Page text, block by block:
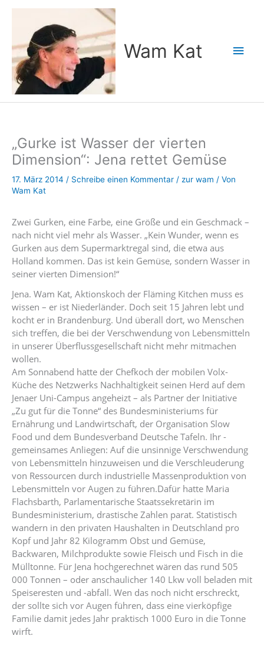
Wam Kat
„Gurke ist Wasser der vierten
Dimension“: Jena rettet Gemüse
17. März 2014 / Schreibe einen Kommentar / zur wam / Von
Wam Kat
Zwei Gurken, eine Farbe, eine Größe und ein Geschmack –
nach nicht viel mehr als ­Wasser. „Kein Wunder, wenn es
Gurken aus dem Supermarkt­regal sind, die etwa aus
Holland kommen. Das ist kein Gemüse, sondern Wasser in
seiner vierten Dimension!“
Jena. Wam Kat, Aktionskoch der Fläming Kitchen muss es
wissen – er ist Niederländer. Doch seit 15 Jahren lebt und
kocht er in Brandenburg. Und überall dort, wo Menschen
sich treffen, die bei der Verschwendung von Lebensmitteln
in unserer Überflussgesellschaft nicht mehr mitmachen
wollen.
Am Sonnabend hatte der Chefkoch der mobilen Volx-
Küche des Netzwerks Nachhaltigkeit seinen Herd auf dem
Jenaer Uni-Campus angeheizt – als Partner der Initiative
„Zu gut für die Tonne“ des Bundesministeriums für
Ernährung und Landwirtschaft, der Organisation Slow
Food und dem Bundesverband Deutsche Tafeln. Ihr ­
gemeinsames Anliegen: Auf die unsinnige Verschwendung
von Lebensmitteln hinzuweisen und die Verschleuderung
von ­Ressourcen durch industrielle Massenproduktion von
Lebensmitteln vor Augen zu führen.Dafür hatte Maria
Flachsbarth, Parlamentarische Staatssekretärin im
Bundesministerium, drastische Zahlen parat. Statistisch
wandern in den privaten Haushalten in Deutschland pro
Kopf und Jahr 82 Kilogramm Obst und Gemüse,
Backwaren, Milchprodukte sowie Fleisch und Fisch in die
Müll­tonne. Für Jena hochgerechnet wären das rund 505
000 Tonnen – oder anschaulicher 140 Lkw voll beladen mit
Speiseresten und -abfall. Wen das noch nicht erschreckt,
der sollte sich vor Augen führen, dass eine vier­köpfige
Familie damit jedes Jahr praktisch 1000 Euro in die ­Tonne
wirft.